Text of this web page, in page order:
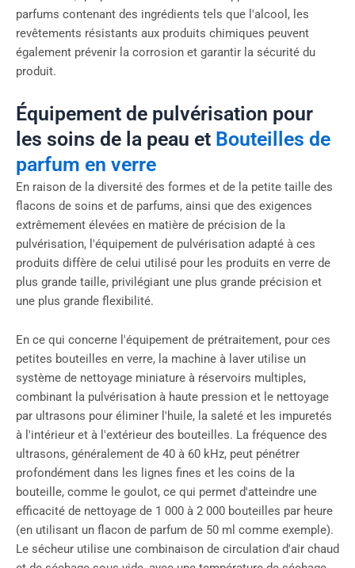
parfums contenant des ingrédients tels que l'alcool, les
revêtements résistants aux produits chimiques peuvent
également prévenir la corrosion et garantir la sécurité du
produit.
Équipement de pulvérisation pour
les soins de la peau et Bouteilles de
parfum en verre
En raison de la diversité des formes et de la petite taille des
flacons de soins et de parfums, ainsi que des exigences
extrêmement élevées en matière de précision de la
pulvérisation, l'équipement de pulvérisation adapté à ces
produits diffère de celui utilisé pour les produits en verre de
plus grande taille, privilégiant une plus grande précision et
une plus grande flexibilité.
En ce qui concerne l'équipement de prétraitement, pour ces
petites bouteilles en verre, la machine à laver utilise un
système de nettoyage miniature à réservoirs multiples,
combinant la pulvérisation à haute pression et le nettoyage
par ultrasons pour éliminer l'huile, la saleté et les impuretés
à l'intérieur et à l'extérieur des bouteilles. La fréquence des
ultrasons, généralement de 40 à 60 kHz, peut pénétrer
profondément dans les lignes fines et les coins de la
bouteille, comme le goulot, ce qui permet d'atteindre une
efficacité de nettoyage de 1 000 à 2 000 bouteilles par heure
(en utilisant un flacon de parfum de 50 ml comme exemple).
Le sécheur utilise une combinaison de circulation d'air chaud